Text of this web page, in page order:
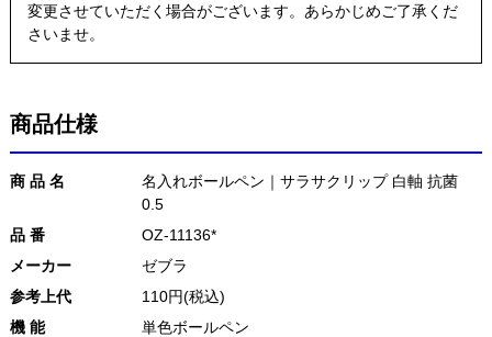
変更させていただく場合がございます。あらかじめご了承くだ
さいませ。
商品仕様
商 品 名
名入れボールペン｜サラサクリップ 白軸 抗菌
0.5
品 番
OZ-11136*
メーカー
ゼブラ
参考上代
110円(税込)
機 能
単色ボールペン